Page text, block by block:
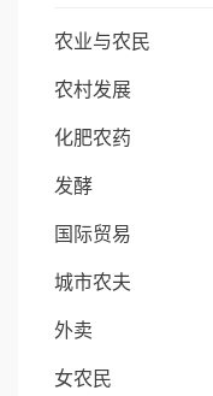
农业与农民
农村发展
化肥农药
发酵
国际贸易
城市农夫
外卖
女农民